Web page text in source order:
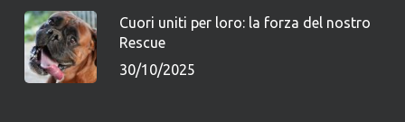
Cuori uniti per loro: la forza del nostro
Rescue
30/10/2025